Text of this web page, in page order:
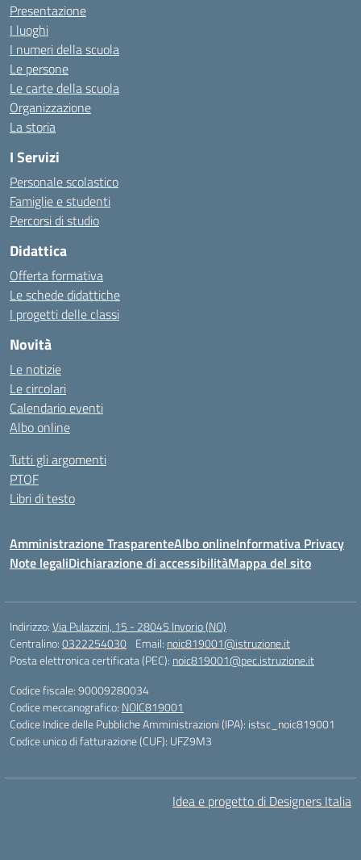
Presentazione
I luoghi
I numeri della scuola
Le persone
Le carte della scuola
Organizzazione
La storia
I Servizi
Personale scolastico
Famiglie e studenti
Percorsi di studio
Didattica
Offerta formativa
Le schede didattiche
I progetti delle classi
Novità
Le notizie
Le circolari
Calendario eventi
Albo online
Tutti gli argomenti
PTOF
Libri di testo
Amministrazione TrasparenteAlbo onlineInformativa Privacy
Note legaliDichiarazione di accessibilitàMappa del sito
Indirizzo:Via Pulazzini, 15 - 28045 Invorio (NO)
Centralino:0322254030 Email: noic819001@istruzione.it
Posta elettronica certificata (PEC): noic819001@pec.istruzione.it
Codice fiscale: 90009280034
Codice meccanografico: NOIC819001
Codice Indice delle Pubbliche Amministrazioni (IPA): istsc_noic819001
Codice unico di fatturazione (CUF): UFZ9M3
Idea e progetto di Designers Italia